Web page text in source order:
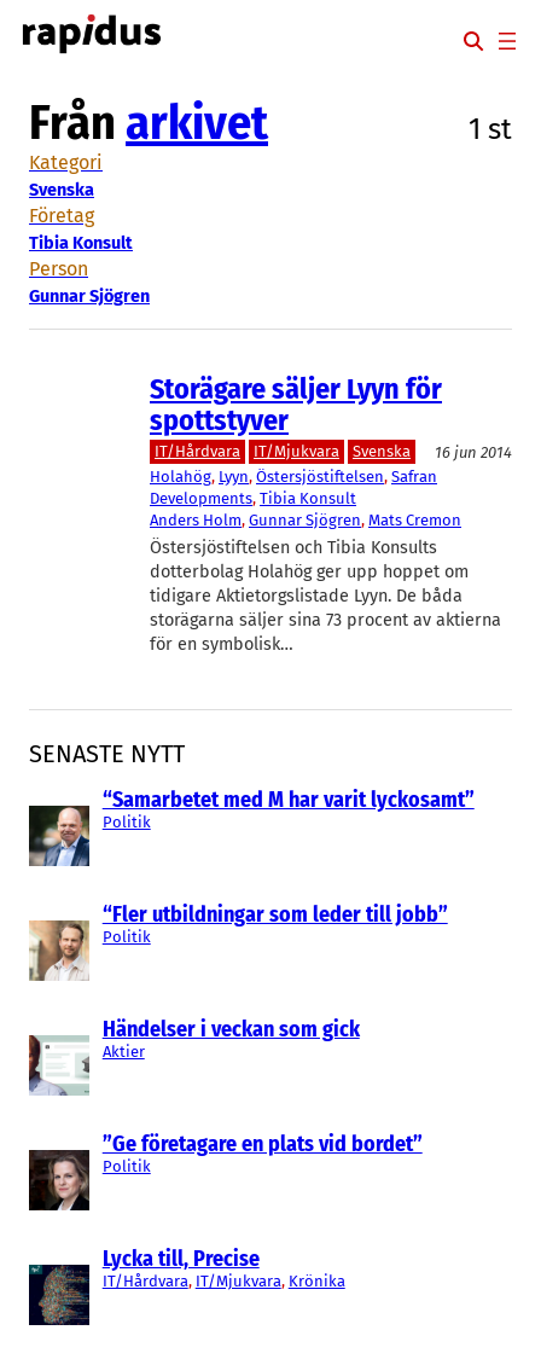
Hoppa
till
SENASTE NYTT
“Samarbetet med M har varit lyckosamt”
Politik
“Fler utbildningar som leder till jobb”
Politik
Händelser i veckan som gick
Aktier
”Ge företagare en plats vid bordet”
Politik
Lycka till, Precise
IT/Hårdvara, IT/Mjukvara, Krönika
Från arkivet 1 st
Kategori
Svenska
Företag
Tibia Konsult
Person
Gunnar Sjögren
Storägare säljer Lyyn för
spottstyver
IT/Hårdvara IT/Mjukvara Svenska
16 jun 2014
Holahög, Lyyn, Östersjöstiftelsen, Safran
Developments, Tibia Konsult
Anders Holm, Gunnar Sjögren, Mats Cremon
Östersjöstiftelsen och Tibia Konsults
dotterbolag Holahög ger upp hoppet om
tidigare Aktietorgslistade Lyyn. De båda
storägarna säljer sina 73 procent av aktierna
för en symbolisk…